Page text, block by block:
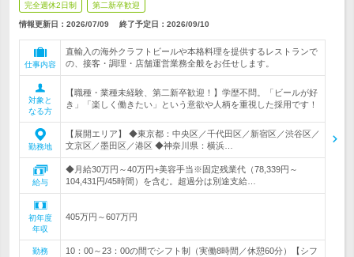
完全週休2日制 第二新卒歓迎
情報更新日：2026/07/09 終了予定日： 2026/09/10
仕事内容
直輸入の海外クラフトビールや本格料理を提供するレストランで
の、接客・調理・店舗運営業務全般をお任せします。
対象と
なる方
【職種・業種未経験、第二新卒歓迎！】学歴不問。「ビールが好
き」「楽しく働きたい」という意欲や人柄を重視した採用です！
勤務地
【展開エリア】 ◆東京都：中央区／千代田区／新宿区／渋谷区／
文京区／墨田区／港区 ◆神奈川県：横浜…
給与
◆月給30万円～40万円+美容手当※固定残業代（78,339円～
104,431円/45時間）を含む。超過分は別途支給…
初年度
年収
405万円～607万円
勤務
10：00～23：00の間でシフト制（実働8時間／休憩60分）【シフ